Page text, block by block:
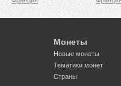
Монеты
Новые монеты
Тематики монет
Страны